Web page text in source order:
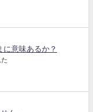
に意味あるか？